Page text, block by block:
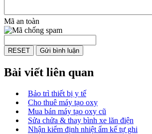
Mã an toàn
Bài viết liên quan
Bảo trì thiết bị y tế
Cho thuê máy tạo oxy
Mua bán máy tạo oxy cũ
Sửa chửa & thay bình xe lăn điện
Nhận kiểm định nhiệt ẩm kế tự ghi